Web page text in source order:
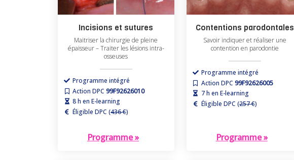
Incisions et sutures
Maitriser la chirurgie de pleine
épaisseur – Traiter les lésions intra-
osseuses
Programme intégré
Action DPC 99F92626010
8 h en E-learning
Éligible DPC (436 €)
Programme »
Contentions parodontales
Savoir indiquer et réaliser une
contention en parodontie
Programme intégré
Action DPC 99F92626005
7 h en E-learning
Éligible DPC (257 €)
Programme »